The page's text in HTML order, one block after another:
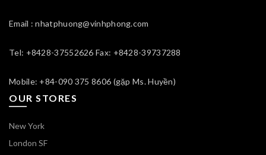
Email : nhatphuong@vinhphong.com
Tel: +8428-37552626 Fax: +8428-39737288
Mobile: +84-090 375 8606 (gặp Ms. Huyền)
OUR STORES
New York
London SF